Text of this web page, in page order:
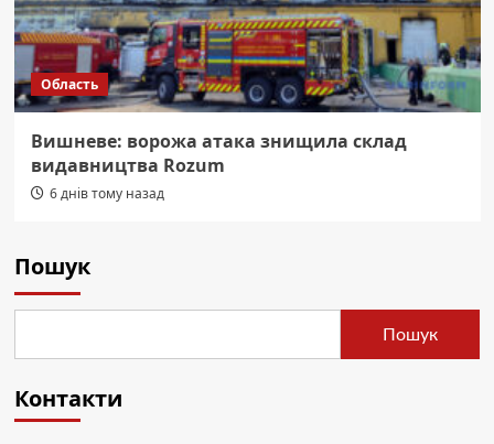
Область
Вишневе: ворожа атака знищила склад
видавництва Rozum
6 днів тому назад
Пошук
Пошук
Контакти